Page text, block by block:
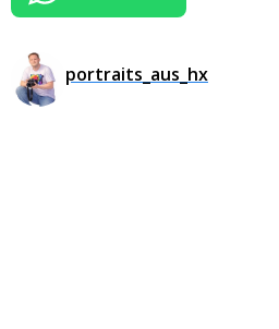
portraits_aus_hx